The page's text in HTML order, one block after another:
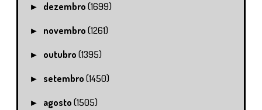
► dezembro(1699)
► novembro(1261)
► outubro(1395)
► setembro(1450)
► agosto(1505)